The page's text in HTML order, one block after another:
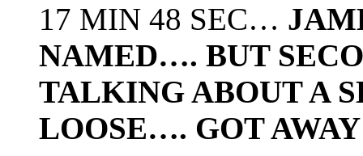
17 MIN 48 SEC…
NAMED…. BUT
TALKING ABOUT A
LOOSE…. GOT